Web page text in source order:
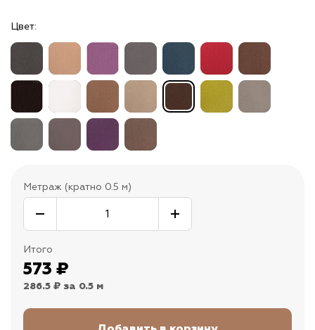
Цвет:
Метраж (кратно 0.5 м)
Итого
573 ₽
286.5 ₽ за 0.5 м